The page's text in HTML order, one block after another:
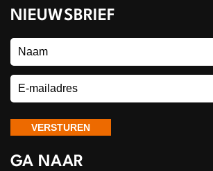
NIEUWSBRIEF
GA NAAR